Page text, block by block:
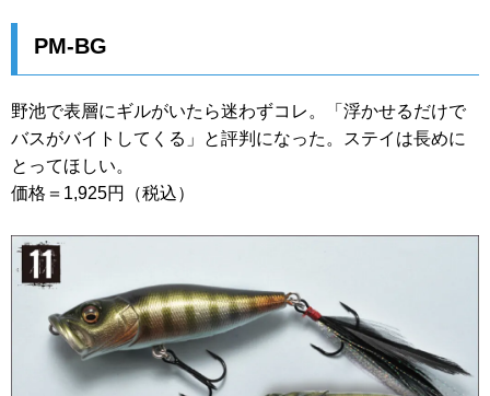
PM-BG
野池で表層にギルがいたら迷わずコレ。「浮かせるだけで
バスがバイトしてくる」と評判になった。ステイは長めに
とってほしい。
価格＝1,925円（税込）